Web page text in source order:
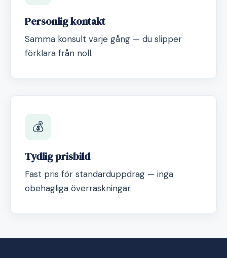
Personlig kontakt
Samma konsult varje gång — du slipper
förklara från noll.
💰
Tydlig prisbild
Fast pris för standarduppdrag — inga
obehagliga överraskningar.